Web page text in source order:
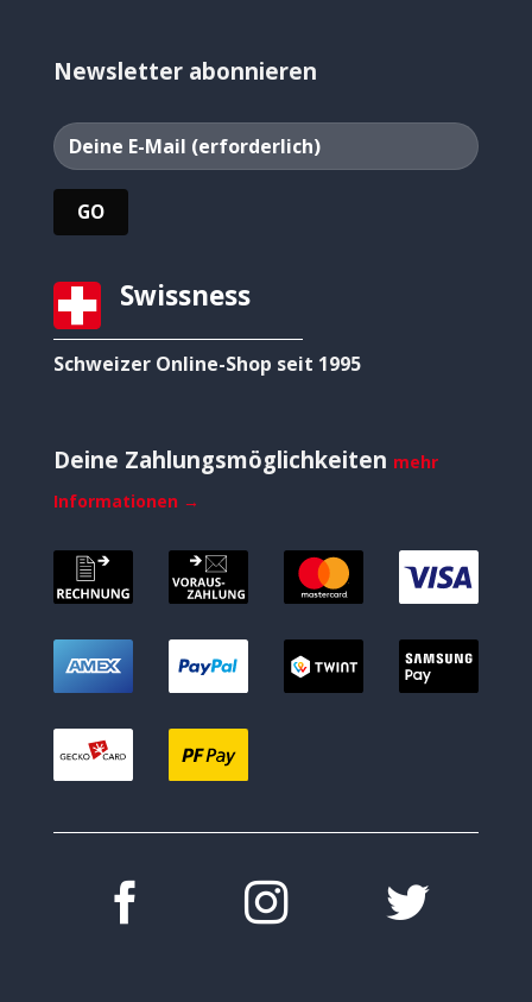
Newsletter abonnieren
Swissness
Schweizer Online-Shop seit 1995
Deine Zahlungsmöglichkeiten mehr
Informationen →